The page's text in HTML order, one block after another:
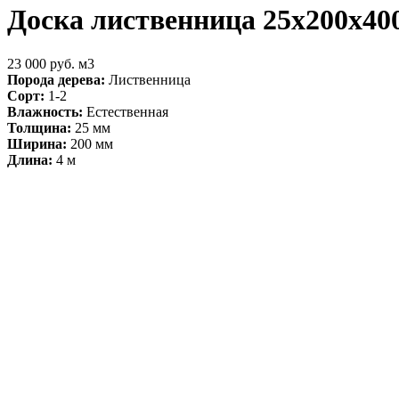
Доска лиственница
23 000 руб. м3
Порода дерева: Лиственница
Сорт: 1-2
Влажность: Естественная
Толщина: 25 мм
Ширина: 200 мм
Длина: 4 м